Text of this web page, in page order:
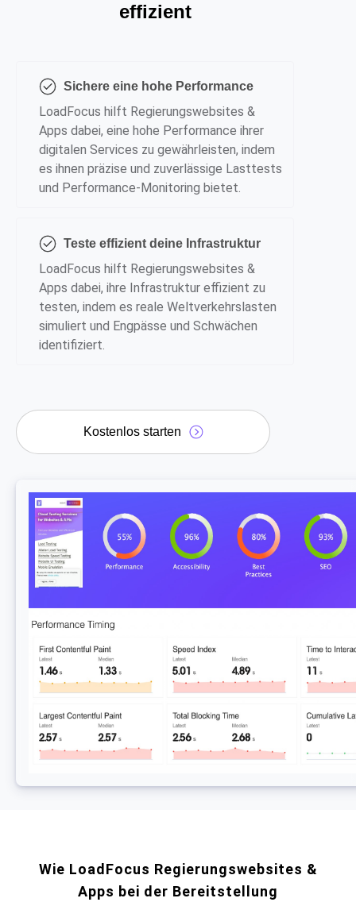
effizient
Sichere eine hohe Performance
LoadFocus hilft Regierungswebsites &
Apps dabei, eine hohe Performance ihrer
digitalen Services zu gewährleisten, indem
es ihnen präzise und zuverlässige Lasttests
und Performance-Monitoring bietet.
Teste effizient deine Infrastruktur
LoadFocus hilft Regierungswebsites &
Apps dabei, ihre Infrastruktur effizient zu
testen, indem es reale Weltverkehrslasten
simuliert und Engpässe und Schwächen
identifiziert.
Kostenlos starten
Wie LoadFocus Regierungswebsites &
Apps bei der Bereitstellung